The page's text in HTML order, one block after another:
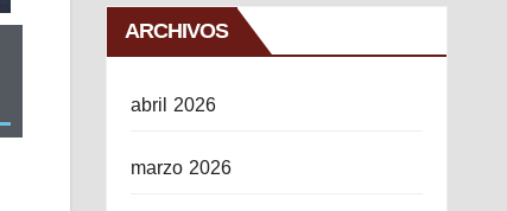
ARCHIVOS
abril 2026
marzo 2026